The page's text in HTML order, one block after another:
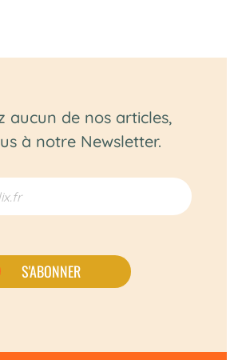
aucun de nos articles,
à notre Newsletter.
S'ABONNER